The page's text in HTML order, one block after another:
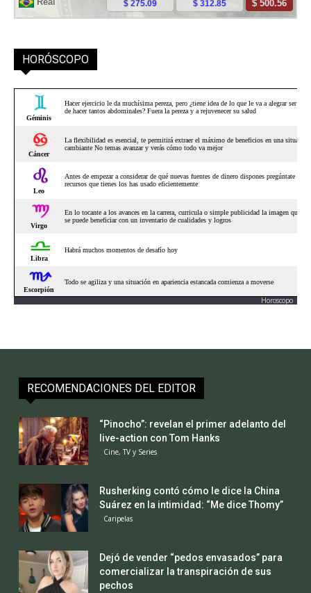
HORÓSCOPO
Horoscopo
RECOMENDACIONES DEL EDITOR
“Pinocho”: revelan el primer adelanto del
live-action con Tom Hanks
Cine, TV y Series
Rusherking contó cómo le dice la China
Suárez en la intimidad: “Me dice Thomy”
Caripelas
Dejó de vender “pedos envasados” para
comercializar la transpiración de sus
pechos